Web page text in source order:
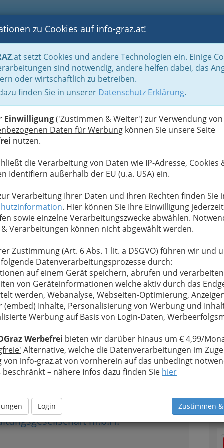
BLOGS FOTOS GASTRONOMIE BRANCHEN
zu Cookies auf info-graz.at!
.at setzt Cookies und andere Technologien ein. Einige
sind notwendig, andere helfen dabei, das
oder wirtschaftlich zu betreiben.
finden Sie in unserer Datenschutz Erklärung.
Einwilligung('Zustimmen & Weiter') zur Verwendung von
Daten für Werbung können Sie unsere Seite
nutzen.
die Verarbeitung von Daten wie IP-Adresse, Cookies
Identifiern außerhalb der EU (u.a. USA) ein.
Verarbeitung Ihrer Daten und Ihren Rechten finden Sie
. Hier können Sie Ihre Einwilligung jederzeit
sowie einzelne Verarbeitungszwecke abwählen.
& Verarbeitungen können nicht abgewählt werden.
Zustimmung (Art. 6 Abs. 1 lit. a DSGVO) führen wir und
Datenverarbeitungsprozesse durch:
auf einem Gerät speichern, abrufen und
von Geräteinformationen welche aktiv durch das
werden, Webanalyse, Webseiten-Optimierung,
(embed) Inhalte, Personalisierung von Werbung und
Werbung auf Basis von Login-Daten,
Werbefrei bieten wir darüber hinaus um € 4,99/
Alternative, welche die Datenverarbeitungen im
von info-graz.at von vornherein auf das unbedingt
beschränkt – nähere Infos dazu finden Sie hier
Login Zustimmen
und Consulting Immobilien- & VermögenstreuhänderInen Bauträger
eine von einem
Bauvereinigung,
Miet- oder
öffentliche Hand (in
nahelegt, dass es sich um
wird im allgemeinen Sprachgebrauch der
Gesellschaften mit beschränkter Haftung
Aktiengesellschaften (AG) verwendet. (vgl. § 1
zwischen "echten" gemeinnützigen
bestehen in der
muss man in solchen
einer
des Mieters) werden
werden und einen
sich auch spezielle Rechte und Pflichten als
Alle Bezirke
1
m.b.H.